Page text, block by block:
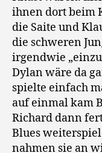
ihnen dort beim
die Saite und
die schweren
irgendwie
Dylan wäre da
spielte einfach
auf einmal kam
Richard dann
Blues
nahmen sie an